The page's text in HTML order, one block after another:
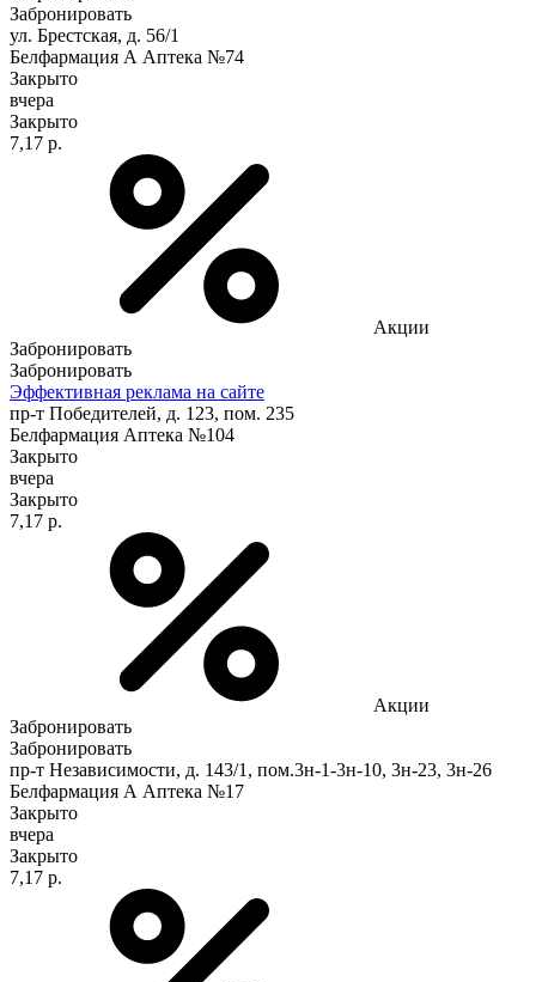
Забронировать
ул. Брестская, д. 56/1
Белфармация А Аптека №74
Закрыто
вчера
Закрыто
7,17 р.
Акции
Забронировать
Забронировать
Эффективная реклама на сайте
пр-т Победителей, д. 123, пом. 235
Белфармация Аптека №104
Закрыто
вчера
Закрыто
7,17 р.
Акции
Забронировать
Забронировать
пр-т Независимости, д. 143/1, пом.3н-1-3н-10, 3н-23, 3н-26
Белфармация А Аптека №17
Закрыто
вчера
Закрыто
7,17 р.